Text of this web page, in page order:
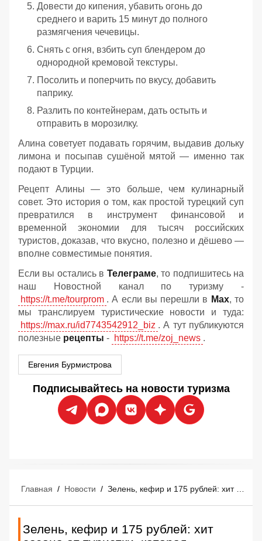
Довести до кипения, убавить огонь до
среднего и варить 15 минут до полного
размягчения чечевицы.
Снять с огня, взбить суп блендером до
однородной кремовой текстуры.
Посолить и поперчить по вкусу, добавить
паприку.
Разлить по контейнерам, дать остыть и
отправить в морозилку.
Алина советует подавать горячим, выдавив дольку
лимона и посыпав сушёной мятой — именно так
подают в Турции.
Рецепт Алины — это больше, чем кулинарный
совет. Это история о том, как простой турецкий суп
превратился в инструмент финансовой и
временной экономии для тысяч российских
туристов, доказав, что вкусно, полезно и дёшево —
вполне совместимые понятия.
Если вы остались в Телеграме, то подпишитесь на
наш Новостной канал по туризму -
https://t.me/tourprom . А если вы перешли в Мах, то
мы транслируем туристические новости и туда:
https://max.ru/id7743542912_biz . А тут публикуются
полезные рецепты - https://t.me/zoj_news .
Евгения Бурмистрова
Подписывайтесь на новости туризма
Главная / Новости / Зелень, кефир и 175 рублей: хит сезона от туристки, которая замораживает кутабы
Зелень, кефир и 175 рублей: хит